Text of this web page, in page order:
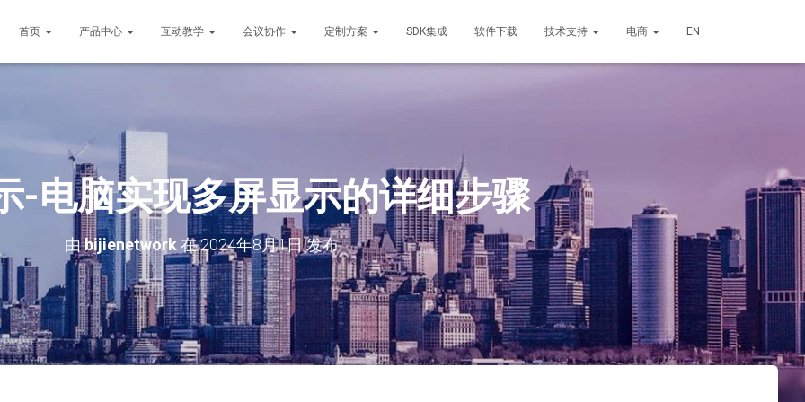
首页 产品中心 互动教学 会议协作 定制方案 SDK集成 软件下载 技术支持 电商 EN
-电脑实现多屏显示的详细步骤
由bijienetwork 在2024年8月1日发布